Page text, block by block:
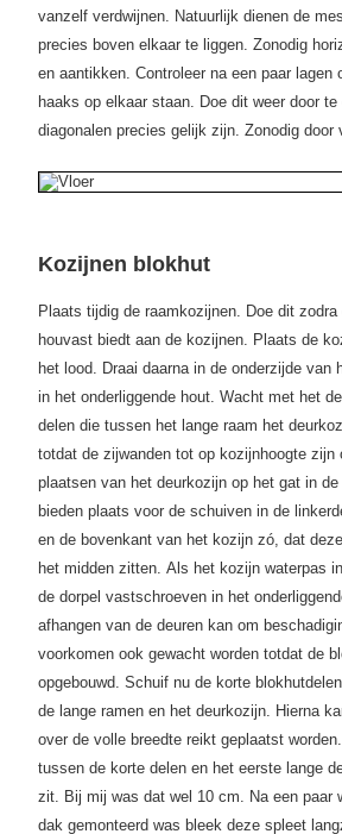
vanzelf verdwijnen. Natuurlijk dienen de
precies boven elkaar te liggen. Zonodig
en aantikken. Controleer na een paar lagen
haaks op elkaar staan. Doe dit weer door
diagonalen precies gelijk zijn. Zonodig door
Kozijnen blokhut
Plaats tijdig de raamkozijnen. Doe dit zodra
houvast biedt aan de kozijnen. Plaats de
het lood. Draai daarna in de onderzijde van
in het onderliggende hout. Wacht met het
delen die tussen het lange raam het
totdat de zijwanden tot op kozijnhoogte zijn
plaatsen van het deurkozijn op het gat in
bieden plaats voor de schuiven in de
en de bovenkant van het kozijn zó, dat
het midden zitten. Als het kozijn waterpas
de dorpel vastschroeven in het
afhangen van de deuren kan om
voorkomen ook gewacht worden totdat de
opgebouwd. Schuif nu de korte
de lange ramen en het deurkozijn. Hierna
over de volle breedte reikt geplaatst
tussen de korte delen en het eerste lange
zit. Bij mij was dat wel 10 cm. Na een paar
dak gemonteerd was bleek deze spleet